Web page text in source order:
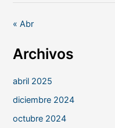
« Abr
Archivos
abril 2025
diciembre 2024
octubre 2024